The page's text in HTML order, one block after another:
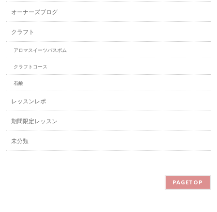
オーナーズブログ
クラフト
アロマスイーツバスボム
クラフトコース
石鹸
レッスンレポ
期間限定レッスン
未分類
PAGETOP